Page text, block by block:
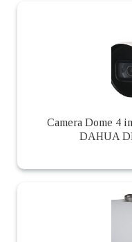
Camera Dome 4
DAHUA